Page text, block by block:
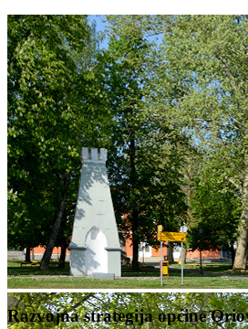
Razvojna strategija općine